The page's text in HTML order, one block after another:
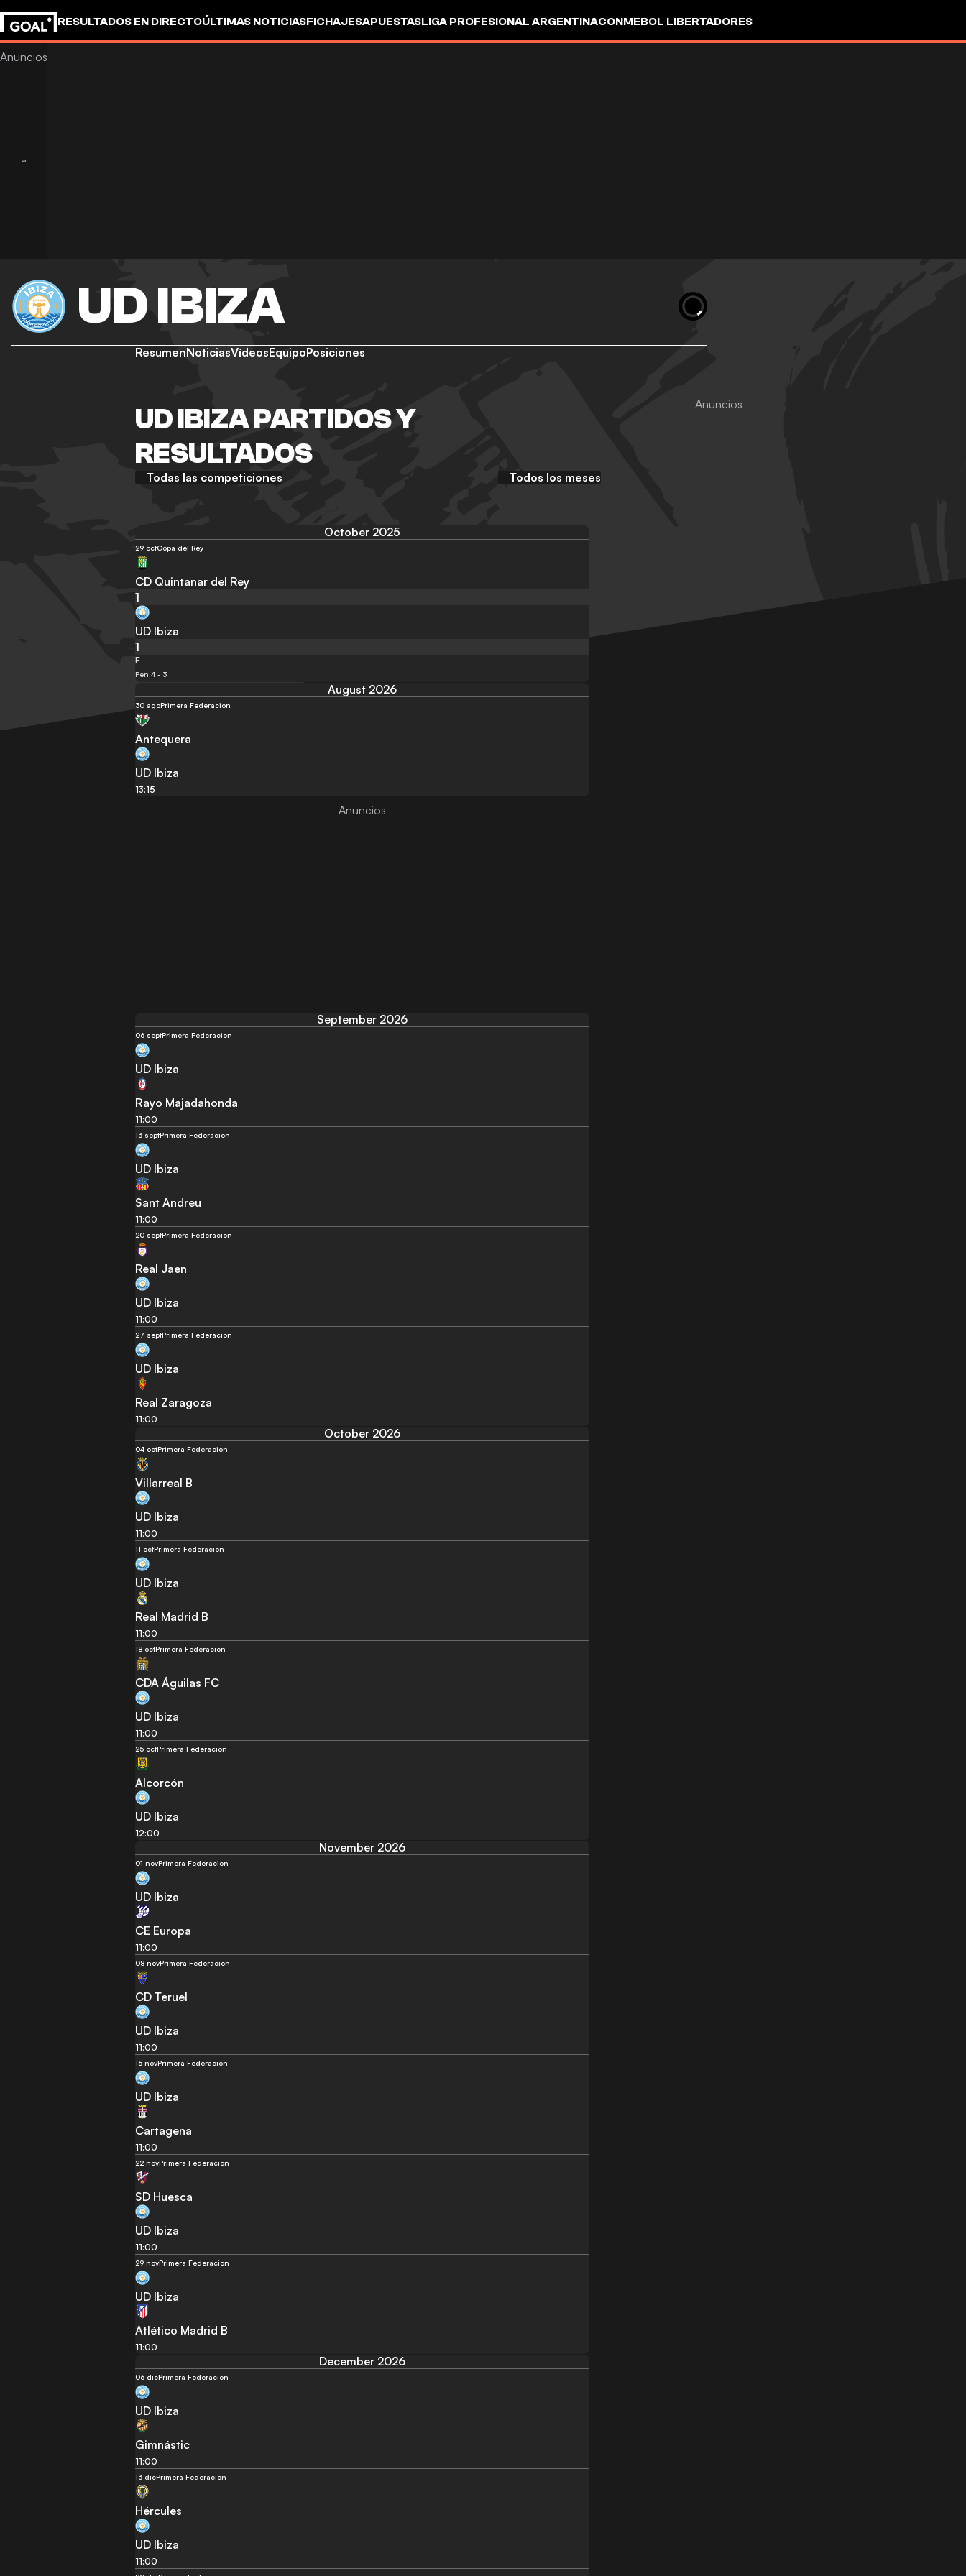
RESULTADOS EN DIRECTOÚLTIMAS NOTICIASFICHAJESAPUESTASLIGA PROFESIONAL ARGENTINACONMEBOL LIBERTADORES
UD IBIZA
ResumenNoticiasVídeosEquipoPosiciones
UD IBIZA PARTIDOS Y
RESULTADOS
Todas las competiciones Todos los meses
October 2025
29 octCopa del Rey
CD Quintanar del Rey
1
UD Ibiza
1
F
Pen 4 - 3
August 2026
30 agoPrimera Federacion
Antequera
UD Ibiza
13:15
September 2026
06 septPrimera Federacion
UD Ibiza
Rayo Majadahonda
11:00
13 septPrimera Federacion
UD Ibiza
Sant Andreu
11:00
20 septPrimera Federacion
Real Jaen
UD Ibiza
11:00
27 septPrimera Federacion
UD Ibiza
Real Zaragoza
11:00
October 2026
04 octPrimera Federacion
Villarreal B
UD Ibiza
11:00
11 octPrimera Federacion
UD Ibiza
Real Madrid B
11:00
18 octPrimera Federacion
CDA Águilas FC
UD Ibiza
11:00
25 octPrimera Federacion
Alcorcón
UD Ibiza
12:00
November 2026
01 novPrimera Federacion
UD Ibiza
CE Europa
11:00
08 novPrimera Federacion
CD Teruel
UD Ibiza
11:00
15 novPrimera Federacion
UD Ibiza
Cartagena
11:00
22 novPrimera Federacion
SD Huesca
UD Ibiza
11:00
29 novPrimera Federacion
UD Ibiza
Atlético Madrid B
11:00
December 2026
06 dicPrimera Federacion
UD Ibiza
Gimnástic
11:00
13 dicPrimera Federacion
Hércules
UD Ibiza
11:00